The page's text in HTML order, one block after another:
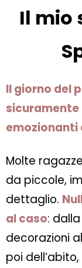
Il mio
Il giorno del
sicuramente
Molte
da piccole,
dettaglio.
al caso:
decorazioni
poi